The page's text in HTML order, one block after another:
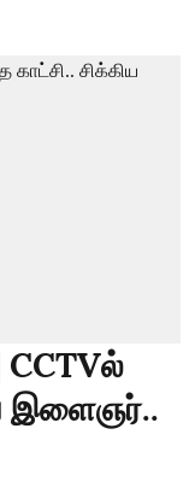
இளைஞர்..